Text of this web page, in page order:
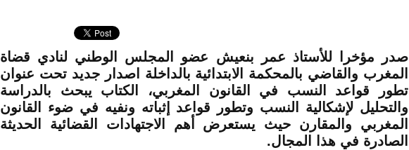
صدر مؤخرا للأستاذ عمر بنعيش عضو المجلس الوطني لنادي قضاة
المغرب والقاضي بالمحكمة الابتدائية بالداخلة اصدار جديد تحت عنوان
تطور قواعد النسب في القانون المغربي، الكتاب يبحث بالدراسة
والتحليل لإشكالية النسب وتطور قواعد إثباته ونفيه في ضوء القانون
المغربي والمقارن حيث يستعرض أهم الاجتهادات القضائية الحديثة
الصادرة في هذا المجال.